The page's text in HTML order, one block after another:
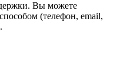
Вы можете
(телефон, email,